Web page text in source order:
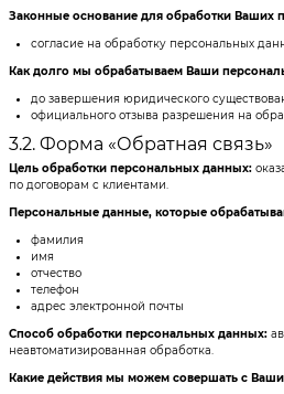
Законные основание для обработки Ваших
согласие на обработку персональных
Как долго мы обрабатываем Ваши
до завершения юридического
официального отзыва разрешения на
3.2. Форма «Обратная связь»
Цель обработки персональных данных:
по договорам с клиентами.
Персональные данные, которые
фамилия
имя
отчество
телефон
адрес электронной почты
Способ обработки персональных данных:
неавтоматизированная обработка.
Какие действия мы можем совершать с